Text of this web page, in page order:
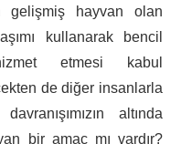
gelişmiş hayvan olan
kullanarak bencil
etmesi kabul
de diğer insanlarla
altında
bir amaç mı vardır?